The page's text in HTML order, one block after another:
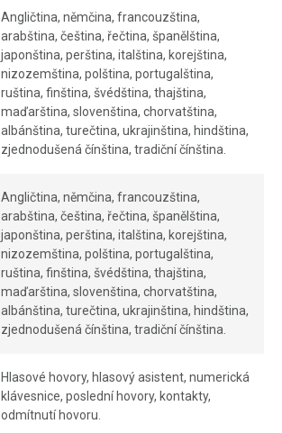
Angličtina, němčina, francouzština,
arabština, čeština, řečtina, španělština,
japonština, perština, italština, korejština,
nizozemština, polština, portugalština,
ruština, finština, švédština, thajština,
maďarština, slovenština, chorvatština,
albánština, turečtina, ukrajinština, hindština,
zjednodušená čínština, tradiční čínština.
Angličtina, němčina, francouzština,
arabština, čeština, řečtina, španělština,
japonština, perština, italština, korejština,
nizozemština, polština, portugalština,
ruština, finština, švédština, thajština,
maďarština, slovenština, chorvatština,
albánština, turečtina, ukrajinština, hindština,
zjednodušená čínština, tradiční čínština.
Hlasové hovory, hlasový asistent, numerická
klávesnice, poslední hovory, kontakty,
odmítnutí hovoru.